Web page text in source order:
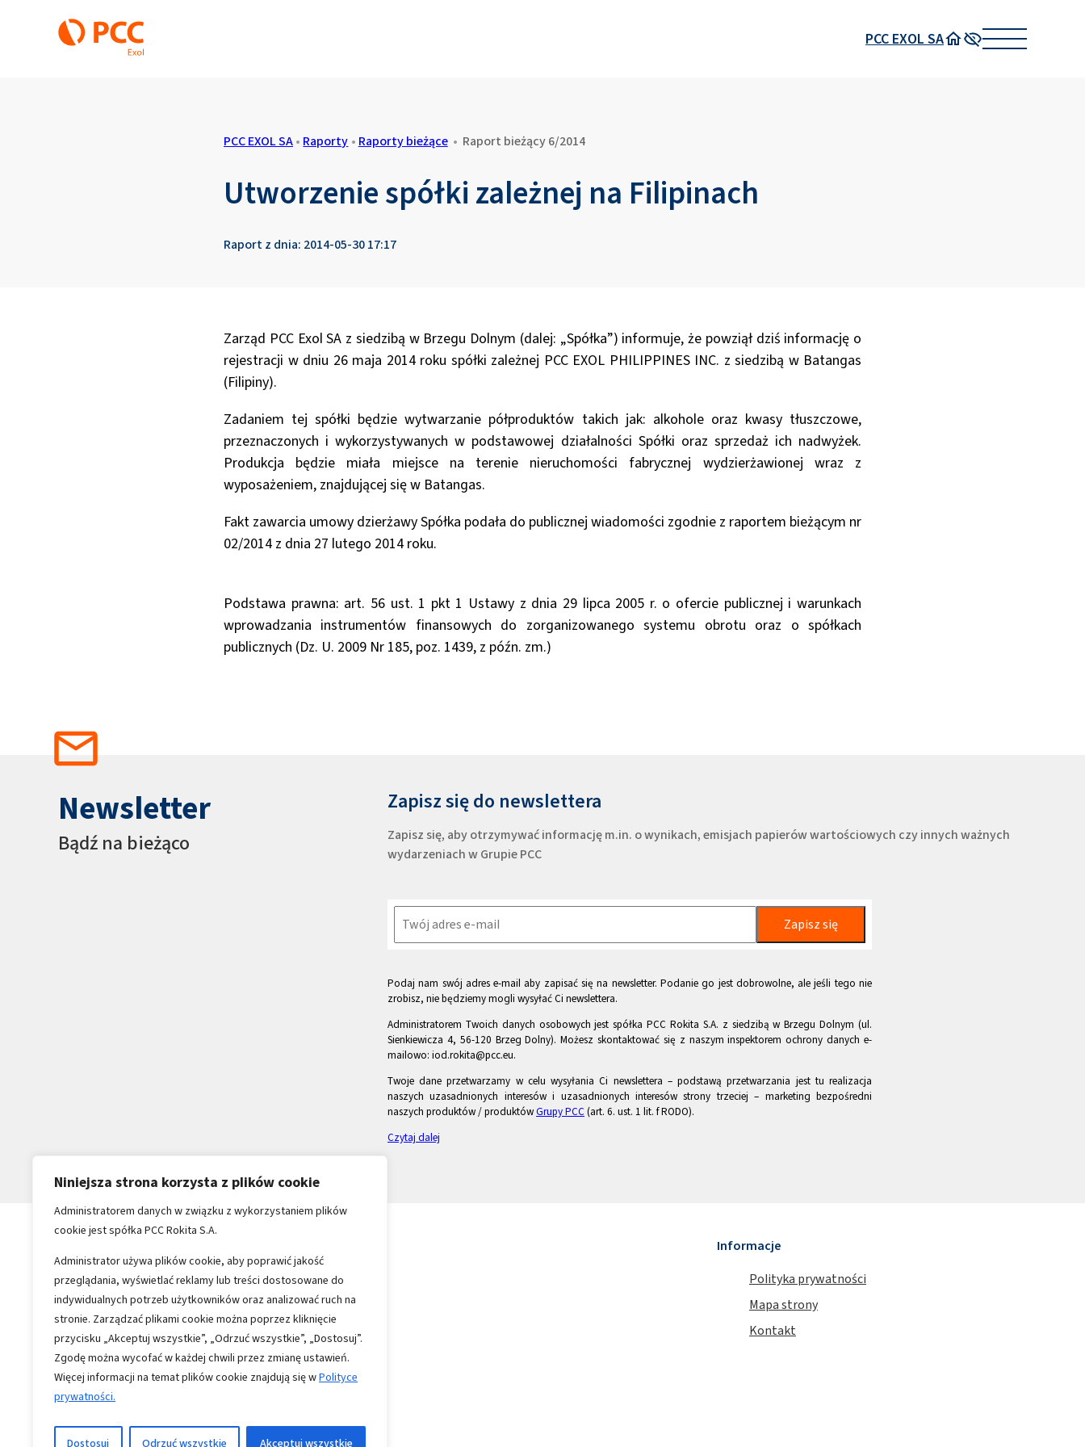
Niniejsza strona korzysta z plików cookie
Administratorem danych w związku z wykorzystaniem plików
cookie jest spółka PCC Rokita S.A.
Administrator używa plików cookie, aby poprawić jakość
przeglądania, wyświetlać reklamy lub treści dostosowane do
indywidualnych potrzeb użytkowników oraz analizować ruch na
stronie. Zarządzać plikami cookie można poprzez kliknięcie
przycisku „Akceptuj wszystkie”, „Odrzuć wszystkie”, „Dostosuj”.
Zgodę można wycofać w każdej chwili przez zmianę ustawień.
Więcej informacji na temat plików cookie znajdują się wPolityce
prywatności.
Dostosuj Odrzuć wszystkie Akceptuj wszystkie
PCC EXOL SA
Strona główna
Wysoki kontrast
PCC EXOL SA• Raporty • Raporty bieżące • Raport bieżący 6/2014
Utworzenie spółki zależnej na Filipinach
Raport z dnia: 2014-05-30 17:17
Zarząd PCC Exol SA z siedzibą w Brzegu Dolnym (dalej: „Spółka”) informuje, że powziął dziś informację o
rejestracji w dniu 26 maja 2014 roku spółki zależnej PCC EXOL PHILIPPINES INC. z siedzibą w Batangas
(Filipiny).
Zadaniem tej spółki będzie wytwarzanie półproduktów takich jak: alkohole oraz kwasy tłuszczowe,
przeznaczonych i wykorzystywanych w podstawowej działalności Spółki oraz sprzedaż ich nadwyżek.
Produkcja będzie miała miejsce na terenie nieruchomości fabrycznej wydzierżawionej wraz z
wyposażeniem, znajdującej się w Batangas.
Fakt zawarcia umowy dzierżawy Spółka podała do publicznej wiadomości zgodnie z raportem bieżącym nr
02/2014 z dnia 27 lutego 2014 roku.
Podstawa prawna: art. 56 ust. 1 pkt 1 Ustawy z dnia 29 lipca 2005 r. o ofercie publicznej i warunkach
wprowadzania instrumentów finansowych do zorganizowanego systemu obrotu oraz o spółkach
publicznych (Dz. U. 2009 Nr 185, poz. 1439, z późn. zm.)
Newsletter
Bądź na bieżąco
Zapisz się do newslettera
Zapisz się, aby otrzymywać informację m.in. o wynikach, emisjach papierów wartościowych czy innych ważnych
wydarzeniach w Grupie PCC
Zapisz się
Podaj nam swój adres e-mail aby zapisać się na newsletter. Podanie go jest dobrowolne, ale jeśli tego nie
zrobisz, nie będziemy mogli wysyłać Ci newslettera.
Administratorem Twoich danych osobowych jest spółka PCC Rokita S.A. z siedzibą w Brzegu Dolnym (ul.
Sienkiewicza 4, 56-120 Brzeg Dolny). Możesz skontaktować się z naszym inspektorem ochrony danych e-
mailowo: iod.rokita@pcc.eu.
Twoje dane przetwarzamy w celu wysyłania Ci newslettera – podstawą przetwarzania jest tu realizacja
naszych uzasadnionych interesów i uzasadnionych interesów strony trzeciej – marketing bezpośredni
naszych produktów / produktówGrupy PCC (art. 6. ust. 1 lit. f RODO).
Czytaj dalej
Wszystkie prawa zastrzeżone
Informacje
Polityka prywatności
Mapa strony
Kontakt